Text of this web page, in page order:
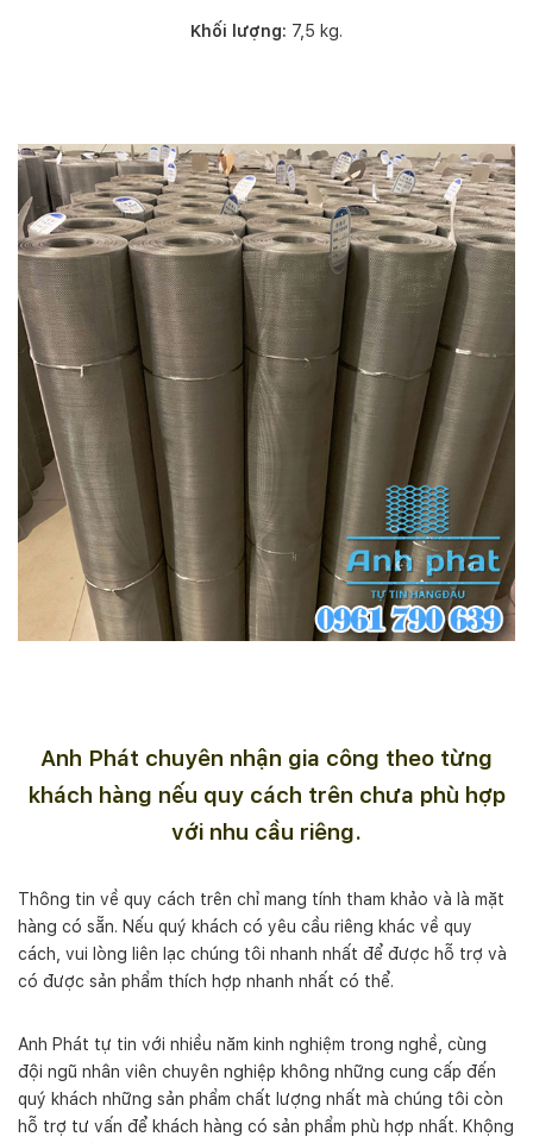
Khối lượng: 7,5 kg.
Anh Phát chuyên nhận gia công theo từng
khách hàng nếu quy cách trên chưa phù hợp
với nhu cầu riêng.
Thông tin về quy cách trên chỉ mang tính tham khảo và là mặt
hàng có sẵn. Nếu quý khách có yêu cầu riêng khác về quy
cách, vui lòng liên lạc chúng tôi nhanh nhất để được hỗ trợ và
có được sản phẩm thích hợp nhanh nhất có thể.
Anh Phát tự tin với nhiều năm kinh nghiệm trong nghề, cùng
đội ngũ nhân viên chuyên nghiệp không những cung cấp đến
quý khách những sản phẩm chất lượng nhất mà chúng tôi còn
hỗ trợ tư vấn để khách hàng có sản phẩm phù hợp nhất. Khộng